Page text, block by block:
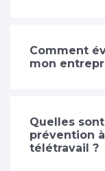
Comment
mon
Quelles
prévention
télétravail ?